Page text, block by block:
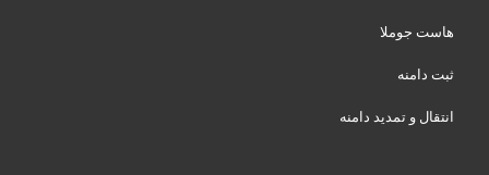
هاست جوملا
ثبت دامنه
انتقال و تمدید دامنه